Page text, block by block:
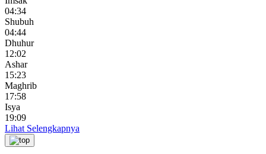
04:34
Shubuh
04:44
Dhuhur
12:02
Ashar
15:23
Maghrib
17:58
Isya
19:09
Lihat Selengkapnya